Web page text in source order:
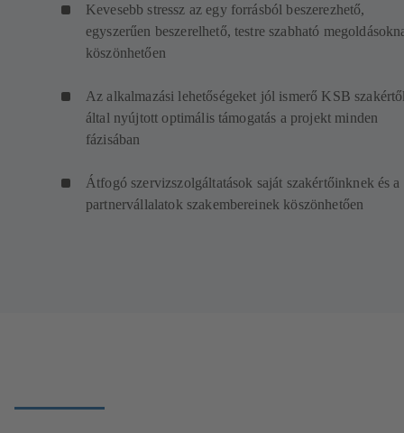
Kevesebb stressz az egy forrásból beszerezhető,
egyszerűen beszerelhető, testre szabható
köszönhetően
Az alkalmazási lehetőségeket jól ismerő KSB
által nyújtott optimális támogatás a projekt minden
fázisában
Átfogó szervizszolgáltatások saját szakértőinknek és a
partnervállalatok szakembereinek köszönhetően